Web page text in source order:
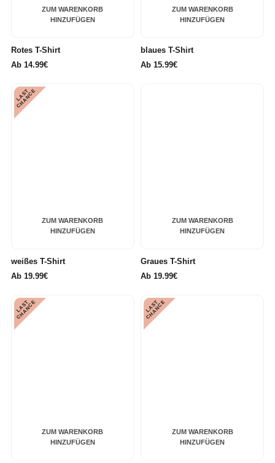
ZUM WARENKORB
HINZUFÜGEN
Rotes T-Shirt
Ab 14.99€
ZUM WARENKORB
HINZUFÜGEN
blaues T-Shirt
Ab 15.99€
ZUM WARENKORB
HINZUFÜGEN
L
A
S
T
C
H
A
N
C
E
weißes T-Shirt
Ab 19.99€
ZUM WARENKORB
HINZUFÜGEN
Graues T-Shirt
Ab 19.99€
ZUM WARENKORB
HINZUFÜGEN
L
A
S
T
C
H
A
N
C
E
ZUM WARENKORB
HINZUFÜGEN
L
A
S
T
C
H
A
N
C
E